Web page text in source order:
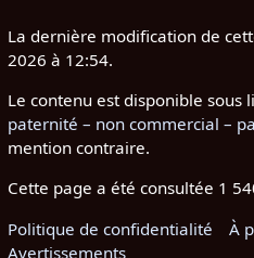
La dernière modification de
2026 à 12:54.
Le contenu est disponible sous
paternité – non commercial –
mention contraire.
Cette page a été consultée 1
Politique de confidentialité
À
Avertissements